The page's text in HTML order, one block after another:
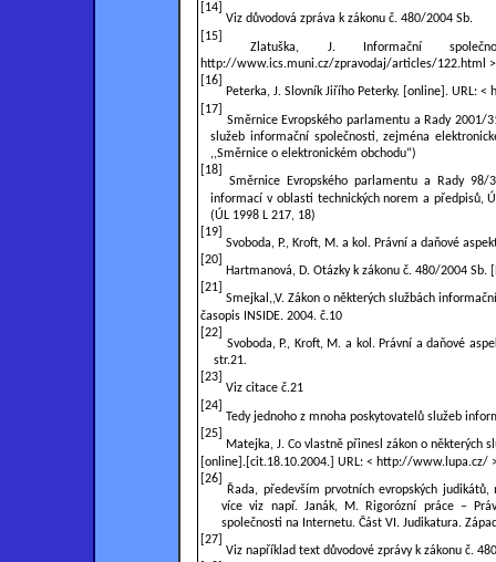
[14]
Viz důvodová zpráva k zákonu č. 480/2004 Sb.
[15]
Zlatuška, J. Informační
http://www.ics.muni.cz/zpravodaj/articles/122.html >
[16]
Peterka, J. Slovník Jiřího Peterky. [online]. URL:
[17]
Směrnice Evropského parlamentu a Rady 2001/
služeb informační společnosti, zejména
,,Směrnice o elektronickém obchodu“)
[18]
Směrnice Evropského parlamentu a Rady
informací v oblasti technických norem a předpisů,
(ÚL 1998 L 217, 18)
[19]
Svoboda, P., Kroft, M. a kol. Právní a daňové
[20]
Hartmanová, D. Otázky k zákonu č. 480/2004
[21]
Smejkal,,V. Zákon o některých službách
časopis INSIDE. 2004. č.10
[22]
Svoboda, P., Kroft, M. a kol. Právní a daňové
str.21.
[23]
Viz citace č.21
[24]
Tedy jednoho z mnoha poskytovatelů služeb
[25]
Matejka, J. Co vlastně přinesl zákon o některých
[online].[cit.18.10.2004.] URL: < http://www.lupa.cz/
[26]
Řada, především prvotních evropských
více viz např. Janák, M. Rigorózní práce –
společnosti na Internetu. Část VI. Judikatura.
[27]
Viz například text důvodové zprávy k zákonu č.